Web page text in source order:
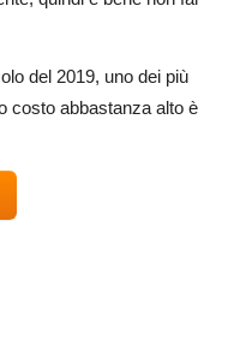
del 2019, uno dei più
costo abbastanza alto è